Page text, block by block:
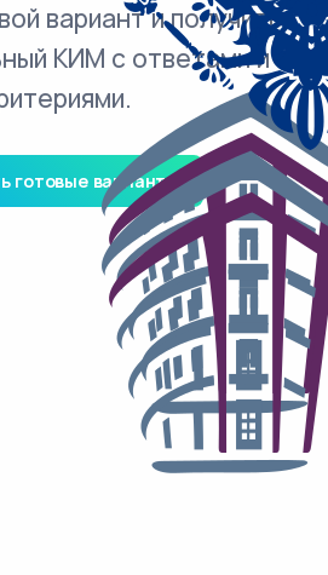
вариант и получить
КИМ с ответами и
готовые варианты